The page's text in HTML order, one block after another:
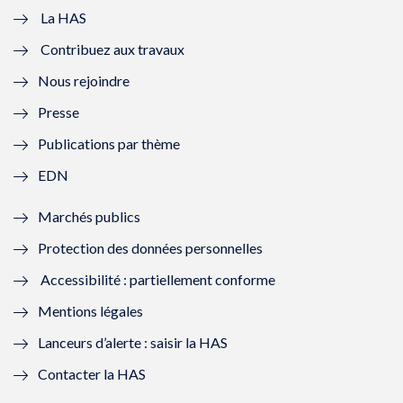
l
l
f
n
ê
t
r
e
)
e
e
n
ê
r
ê
t
e
ê
La HAS
Contribuez aux travaux
Nous rejoindre
Presse
Publications par thème
EDN
Marchés publics
Protection des données personnelles
Accessibilité : partiellement conforme
Mentions légales
Lanceurs d’alerte : saisir la HAS
Contacter la HAS